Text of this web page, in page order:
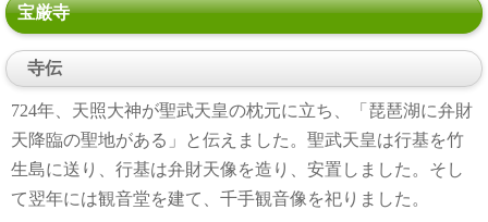
宝厳寺
寺伝
724年、天照大神が聖武天皇の枕元に立ち、「琵琶湖に弁財
天降臨の聖地がある」と伝えました。聖武天皇は行基を竹
生島に送り、行基は弁財天像を造り、安置しました。そし
て翌年には観音堂を建て、千手観音像を祀りました。